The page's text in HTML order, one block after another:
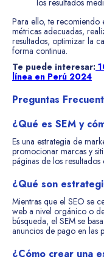
Para ello, te recomiendo
métricas adecuadas,
resultados, optimizar la
forma continua.
Te puede interesar:
línea en Perú 2024
Preguntas
¿Qué es SEM y
Es una estrategia de
promocionar marcas y
páginas de los
¿Qué son
Mientras que el SEO se
web a nivel orgánico o
búsqueda, el SEM se
anuncios de pago en las
¿Cómo crear una